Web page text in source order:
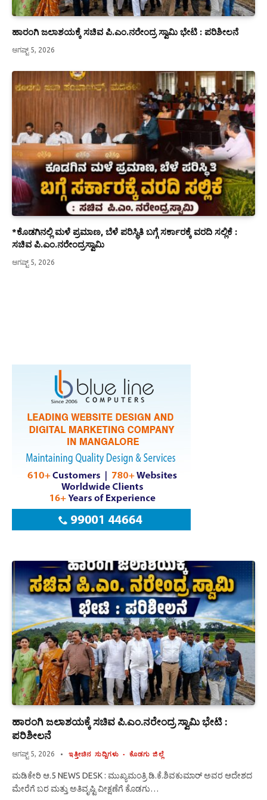
ಹಾರಂಗಿ ಜಲಾಶಯಕ್ಕೆ ಸಚಿವ ಪಿ.ಎಂ.ನರೇಂದ್ರ ಸ್ವಾಮಿ ಭೇಟಿ : ಪರಿಶೀಲನೆ
ಆಗಷ್ಟ್ 5, 2026
*ಕೊಡಗಿನಲ್ಲಿ ಮಳೆ ಪ್ರಮಾಣ, ಬೆಳೆ ಪರಿಸ್ಥಿತಿ ಬಗ್ಗೆ ಸರ್ಕಾರಕ್ಕೆ ವರದಿ ಸಲ್ಲಿಕೆ :
ಸಚಿವ ಪಿ.ಎಂ.ನರೇಂದ್ರಸ್ವಾಮಿ
ಆಗಷ್ಟ್ 5, 2026
ಹಾರಂಗಿ ಜಲಾಶಯಕ್ಕೆ ಸಚಿವ ಪಿ.ಎಂ.ನರೇಂದ್ರ ಸ್ವಾಮಿ ಭೇಟಿ :
ಪರಿಶೀಲನೆ
ಆಗಷ್ಟ್ 5, 2026 ಇತ್ತೀಚಿನ ಸುದ್ದಿಗಳು ಕೊಡಗು ಜಿಲ್ಲೆ
ಮಡಿಕೇರಿ ಆ.5 NEWS DESK : ಮುಖ್ಯಮಂತ್ರಿ ಡಿ.ಕೆ.ಶಿವಕುಮಾರ್ ಅವರ ಆದೇಶದ
ಮೇರೆಗೆ ಬರ ಮತ್ತು ಅತಿವೃಷ್ಟಿ ವೀಕ್ಷಣೆಗೆ ಕೊಡಗು…